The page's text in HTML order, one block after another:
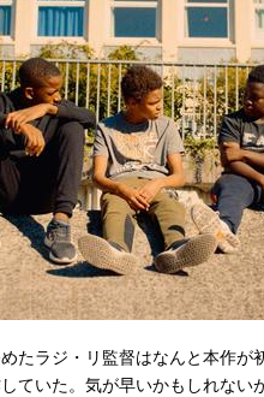
たラジ・リ監督はなんと本作が
ていた。気が早いかもしれない